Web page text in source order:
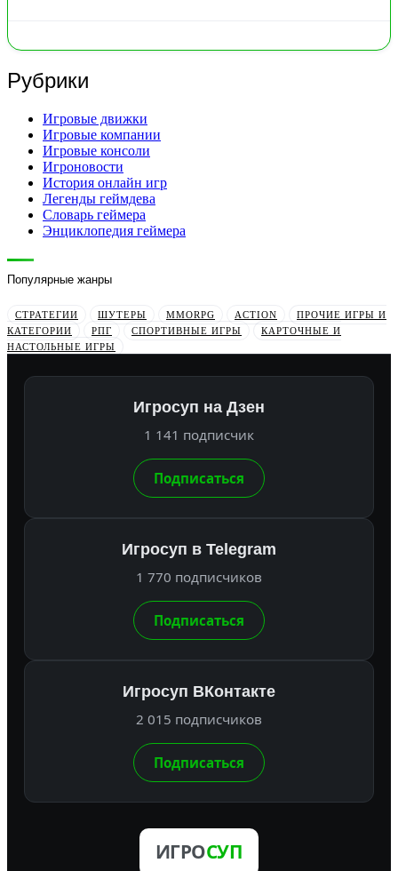
Рубрики
Игровые движки
Игровые компании
Игровые консоли
Игроновости
История онлайн игр
Легенды геймдева
Словарь геймера
Энциклопедия геймера
Популярные жанры
СТРАТЕГИИ ШУТЕРЫ MMORPG ACTION
ПРОЧИЕ ИГРЫ И
КАТЕГОРИИ
РПГ СПОРТИВНЫЕ ИГРЫ
КАРТОЧНЫЕ И
НАСТОЛЬНЫЕ ИГРЫ
Игросуп на Дзен
1 141 подписчик
Подписаться
Игросуп в Telegram
1 770 подписчиков
Подписаться
Игросуп ВКонтакте
2 015 подписчиков
Подписаться
ИГРОСУП